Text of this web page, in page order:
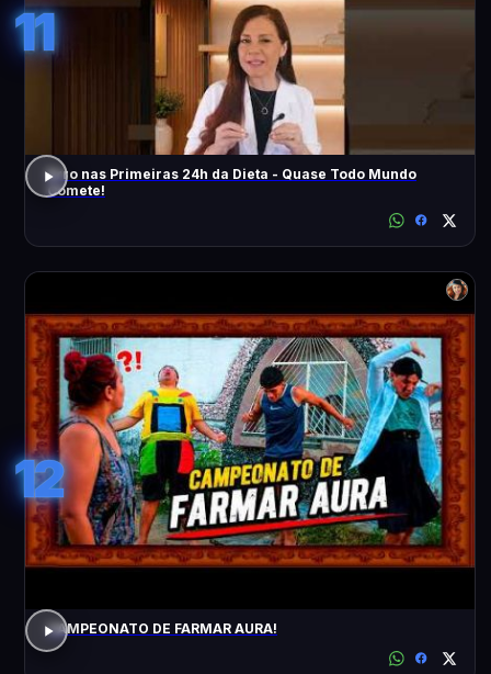
11
Erro nas Primeiras 24h da Dieta - Quase Todo Mundo
Comete!
12
CAMPEONATO DE FARMAR AURA!